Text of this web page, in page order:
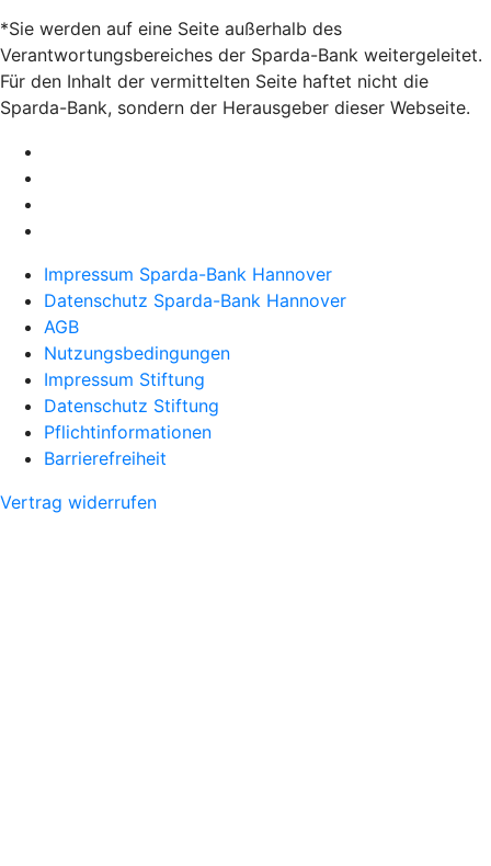
*Sie werden auf eine Seite außerhalb des
Verantwortungsbereiches der Sparda-Bank weitergeleitet.
Für den Inhalt der vermittelten Seite haftet nicht die
Sparda-Bank, sondern der Herausgeber dieser Webseite.
Impressum Sparda-Bank Hannover
Datenschutz Sparda-Bank Hannover
AGB
Nutzungsbedingungen
Impressum Stiftung
Datenschutz Stiftung
Pflichtinformationen
Barrierefreiheit
Vertrag widerrufen